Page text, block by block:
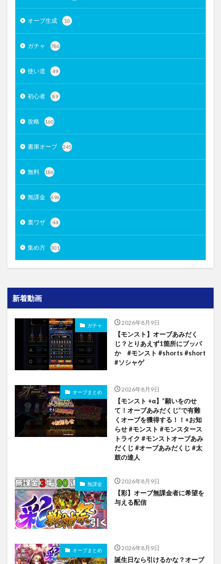
オーブ生成 10
ガチャ 786
使い道 49
初心者 89
攻略 160
書庫オーブ 245
無料 186
無課金 696
裏ワザ 44
集め方 301
新着動画
ガチャ 2026年8月9日
【モンスト】オーブあみだく
じ？とりあえず1箇所にブッパ
か #モンスト #shorts #short
#ソシャゲ
オーブまとめ 2026年8月9日
【モンスト +α】”願いをのせ
て！オーブあみだくじ”で有難
くオーブを獲得する！！+お知
らせ #モンスト #モンスタース
トライク #モンストオーブあみ
だくじ #オーブあみだくじ #太
鼓の達人
無課金 2026年8月9日
【彩】オーブ無課金者に希望を
与える配信
オーブまとめ 2026年8月9日
誕生日なら引けるかな？オーブ